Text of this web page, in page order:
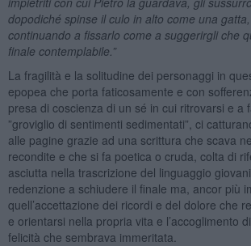
dopodiché spinse il culo in alto come una
continuando a fissarlo come a suggerirgli che
finale contemplabile.”
La fragilità e la solitudine dei personaggi in
epopea che porta faticosamente e con
presa di coscienza di un sé in cui ritrovarsi e a
”groviglio di sentimenti sedimentati”, ci
alle pagine grazie ad una scrittura che scava
recondite e che si fa poetica o cruda, colta di
asciutta nella trascrizione del linguaggio
redenzione a schiudere il finale ma, ancor più
quell’accettazione dei ricordi e del dolore che
e orientarsi nella propria vita e l’accoglimento
felicità che sembrava immeritata.